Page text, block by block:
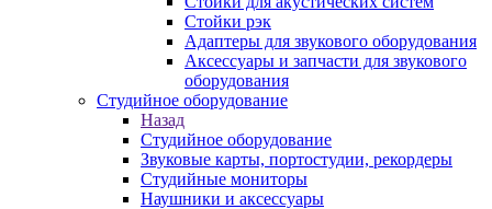
Стойки рэк
Адаптеры для звукового оборудования
Аксессуары и запчасти для звукового
оборудования
Студийное оборудование
Назад
Студийное оборудование
Звуковые карты, портостудии, рекордеры
Студийные мониторы
Наушники и аксессуары